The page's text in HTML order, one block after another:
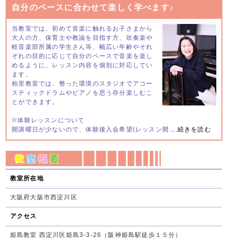
自分のペースに合わせて楽しく学べます♪
当教室では、初めて音楽に触れるお子さまから
大人の方、保育士や教諭を目指す方、吹奏楽や
軽音楽部所属の学生さん等、幅広い年齢やそれ
ぞれの目的に応じて自分のペースで音楽を楽し
めるように、レッスン内容を個別に対応してい
ます。
柏里教室では、整った環境のスタジオでアコー
スティックドラムやピアノを思う存分楽しむこ
とができます。
※体験レッスンについて
開講曜日が少ないので、体験後入会希望(レッスン開
...続きを読む
教室所在地
大阪府大阪市西淀川区
アクセス
姫島教室 西淀川区姫島3-3-26（阪神姫島駅徒歩１５分）